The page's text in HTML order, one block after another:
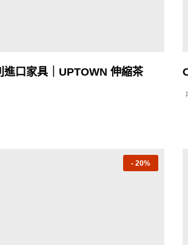
進口家具｜UPTOWN 伸縮茶
- 20%